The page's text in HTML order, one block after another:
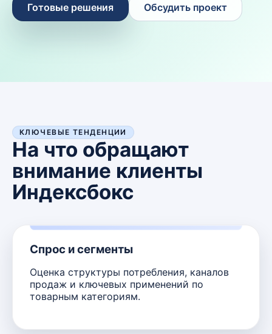
Готовые решения
Обсудить проект
КЛЮЧЕВЫЕ ТЕНДЕНЦИИ
На что обращают
внимание клиенты
Индексбокс
Спрос и сегменты
Оценка структуры потребления, каналов
продаж и ключевых применений по
товарным категориям.